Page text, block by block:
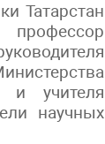
Татарстан
профессор
и учителя
научных